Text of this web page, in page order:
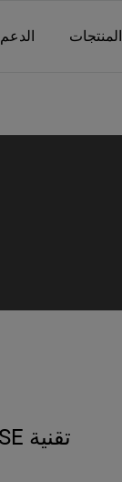
المنتجات
الدعم
تقنية 6TH SENSE تكتشف تلقائيًا وزن الغسيل، وتختار الدورة المثالية وفقًا لنوع القماش.